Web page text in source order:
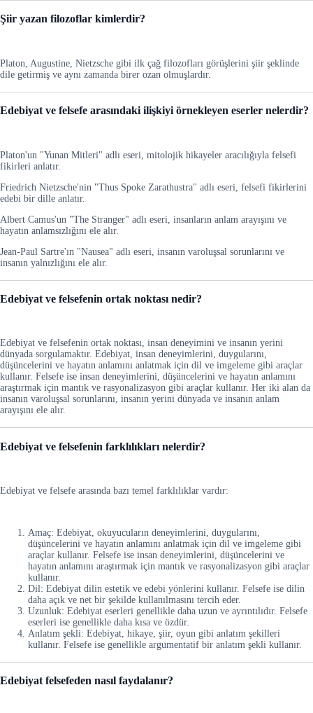
Şiir yazan filozoflar kimlerdir?
Platon, Augustine, Nietzsche gibi ilk çağ filozofları görüşlerini şiir şeklinde
dile getirmiş ve aynı zamanda birer ozan olmuşlardır.
Edebiyat ve felsefe arasındaki ilişkiyi örnekleyen eserler nelerdir?
Platon'un "Yunan Mitleri" adlı eseri, mitolojik hikayeler aracılığıyla felsefi
fikirleri anlatır.
Friedrich Nietzsche'nin "Thus Spoke Zarathustra" adlı eseri, felsefi fikirlerini
edebi bir dille anlatır.
Albert Camus'un "The Stranger" adlı eseri, insanların anlam arayışını ve
hayatın anlamsızlığını ele alır.
Jean-Paul Sartre'ın "Nausea" adlı eseri, insanın varoluşsal sorunlarını ve
insanın yalnızlığını ele alır.
Edebiyat ve felsefenin ortak noktası nedir?
Edebiyat ve felsefenin ortak noktası, insan deneyimini ve insanın yerini
dünyada sorgulamaktır. Edebiyat, insan deneyimlerini, duygularını,
düşüncelerini ve hayatın anlamını anlatmak için dil ve imgeleme gibi araçlar
kullanır. Felsefe ise insan deneyimlerini, düşüncelerini ve hayatın anlamını
araştırmak için mantık ve rasyonalizasyon gibi araçlar kullanır. Her iki alan da
insanın varoluşsal sorunlarını, insanın yerini dünyada ve insanın anlam
arayışını ele alır.
Edebiyat ve felsefenin farklılıkları nelerdir?
Edebiyat ve felsefe arasında bazı temel farklılıklar vardır:
Amaç: Edebiyat, okuyucuların deneyimlerini, duygularını,
düşüncelerini ve hayatın anlamını anlatmak için dil ve imgeleme gibi
araçlar kullanır. Felsefe ise insan deneyimlerini, düşüncelerini ve
hayatın anlamını araştırmak için mantık ve rasyonalizasyon gibi araçlar
kullanır.
Dil: Edebiyat dilin estetik ve edebi yönlerini kullanır. Felsefe ise dilin
daha açık ve net bir şekilde kullanılmasını tercih eder.
Uzunluk: Edebiyat eserleri genellikle daha uzun ve ayrıntılıdır. Felsefe
eserleri ise genellikle daha kısa ve özdür.
Anlatım şekli: Edebiyat, hikaye, şiir, oyun gibi anlatım şekilleri
kullanır. Felsefe ise genellikle argumentatif bir anlatım şekli kullanır.
Edebiyat felsefeden nasıl faydalanır?